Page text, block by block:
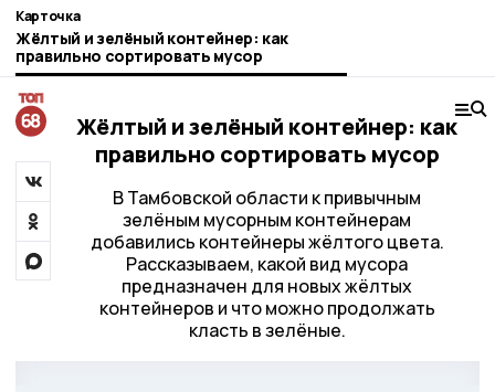
Карточка
Жёлтый и зелёный контейнер: как
правильно сортировать мусор
Жёлтый и зелёный контейнер: как
правильно сортировать мусор
В Тамбовской области к привычным
зелёным мусорным контейнерам
добавились контейнеры жёлтого цвета.
Рассказываем, какой вид мусора
предназначен для новых жёлтых
контейнеров и что можно продолжать
класть в зелёные.